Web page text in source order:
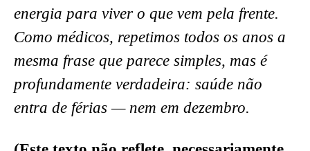
energia para viver o que vem pela frente.
Como médicos, repetimos todos os anos a
mesma frase que parece simples, mas é
profundamente verdadeira: saúde não
entra de férias — nem em dezembro.